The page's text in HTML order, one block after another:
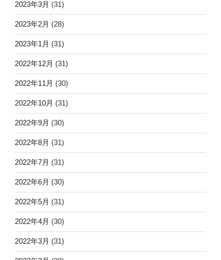
2023年3月 (31)
2023年2月 (28)
2023年1月 (31)
2022年12月 (31)
2022年11月 (30)
2022年10月 (31)
2022年9月 (30)
2022年8月 (31)
2022年7月 (31)
2022年6月 (30)
2022年5月 (31)
2022年4月 (30)
2022年3月 (31)